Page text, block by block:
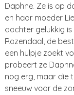
Daphne. Ze is op
en haar moeder
dochter gelukkig
Rozendaal, de
een hulpje zoekt
probeert ze
nog erg, maar die
sneeuw voor de